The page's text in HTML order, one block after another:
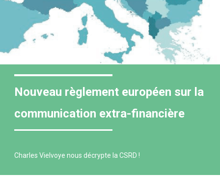
Nouveau règlement européen sur la
communication extra-financière
Charles Vielvoye nous décrypte la CSRD !